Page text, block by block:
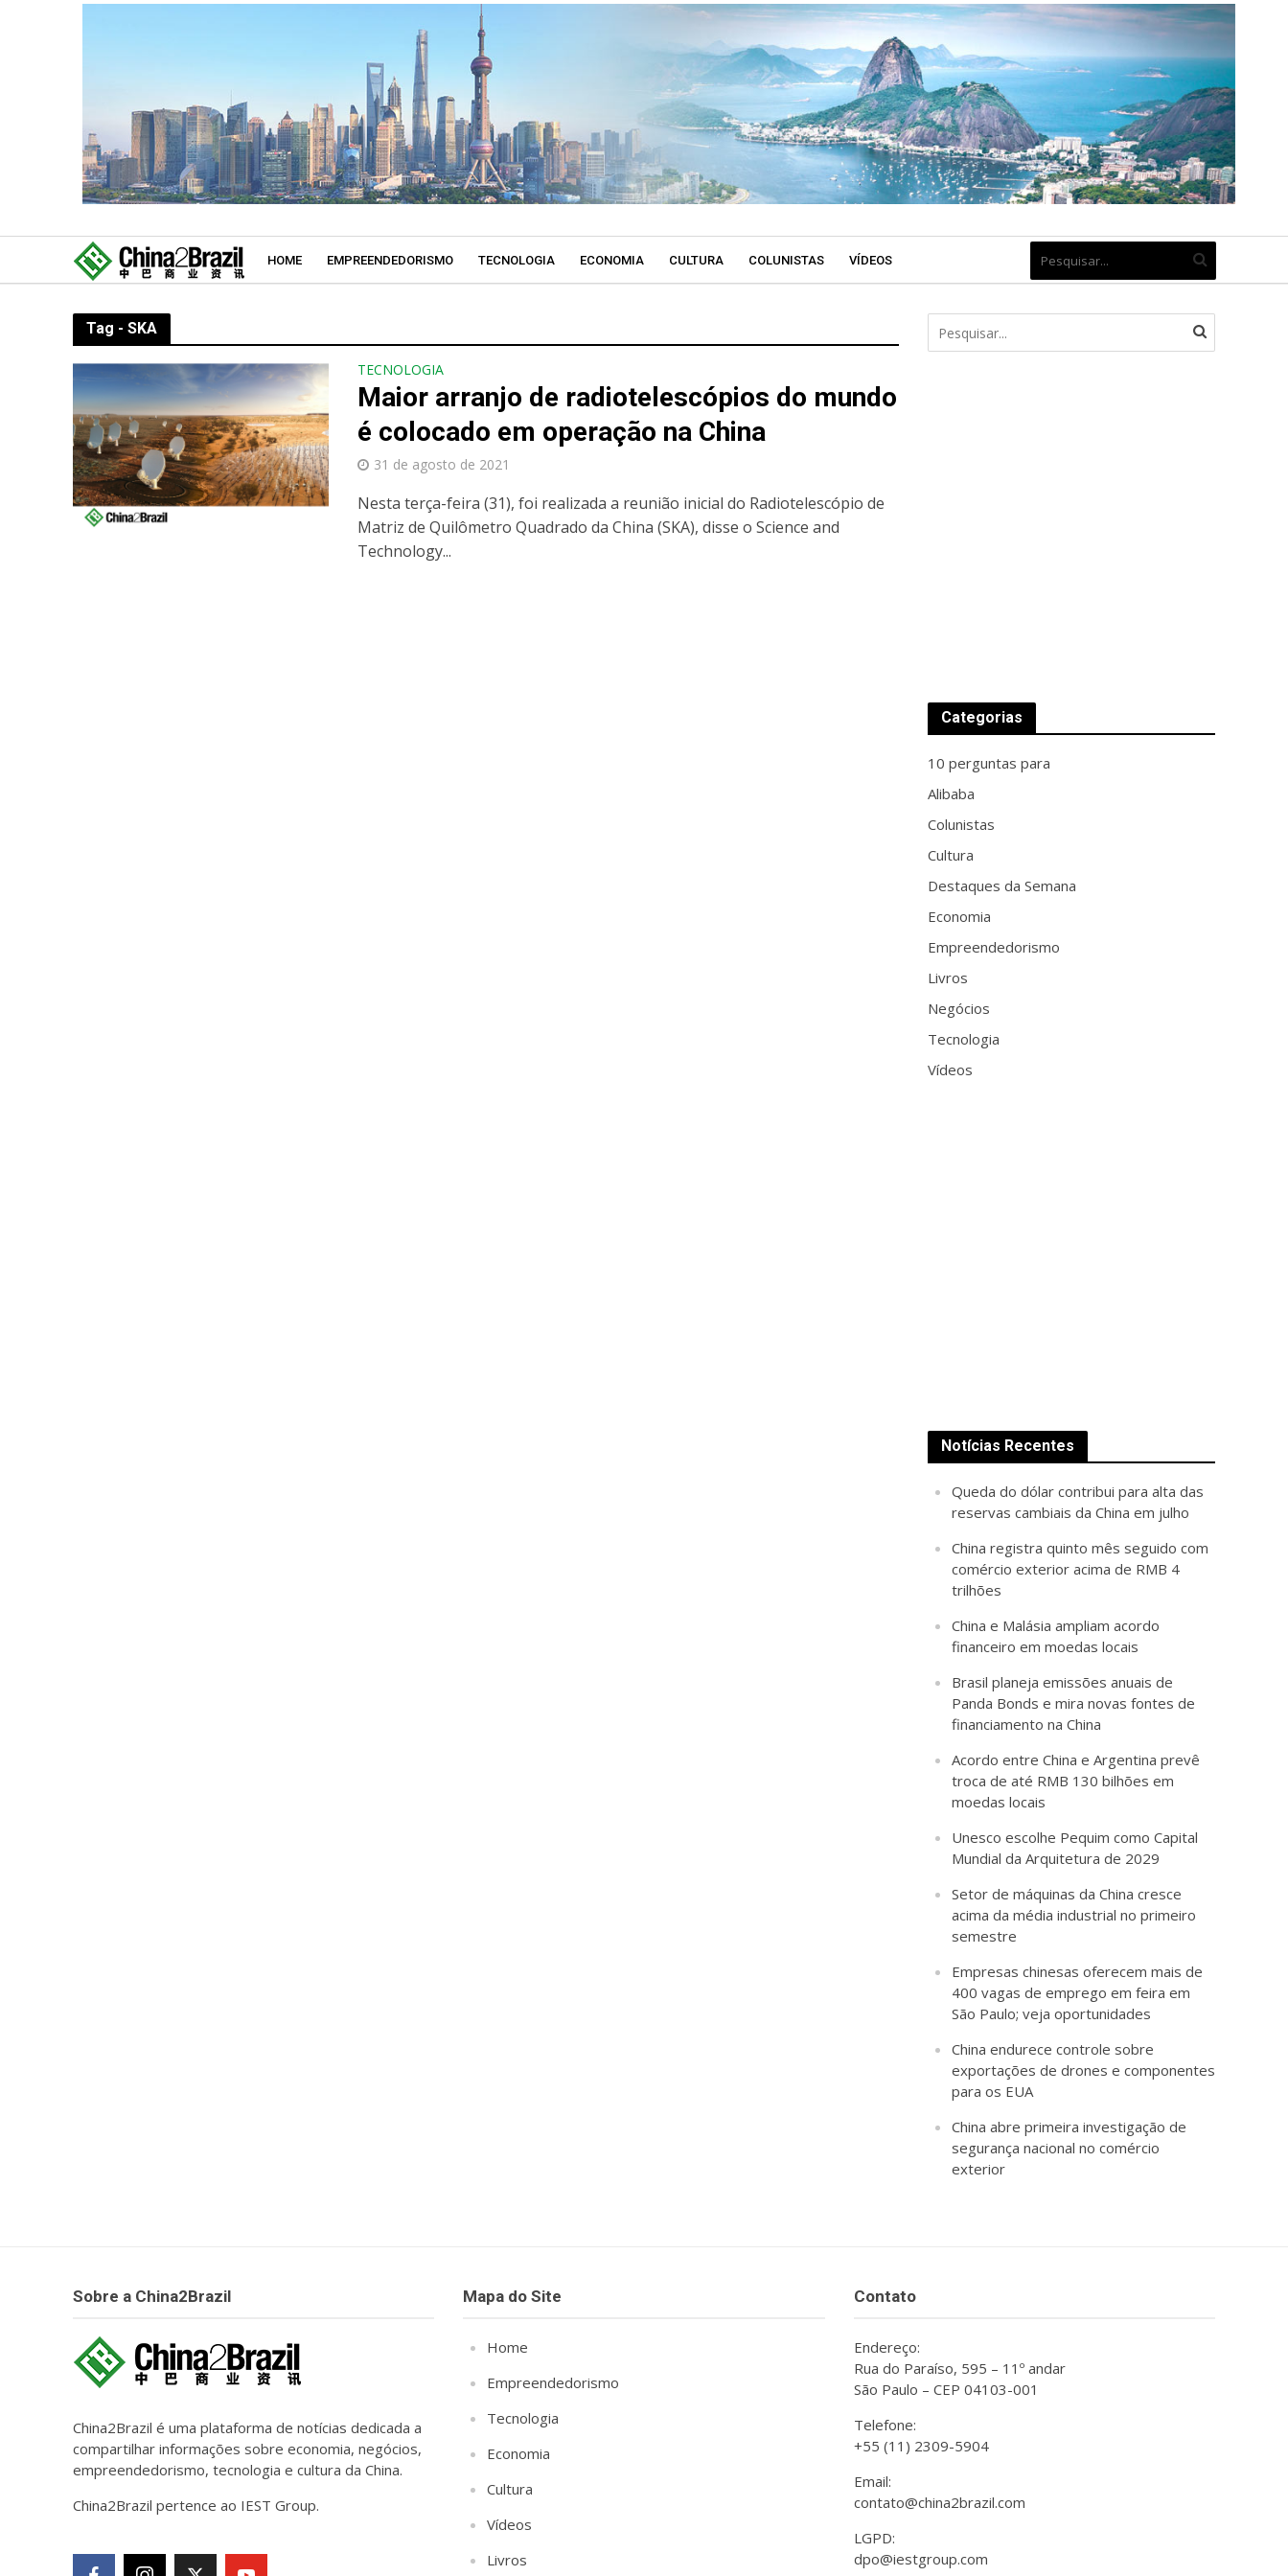
HOME EMPREENDEDORISMO TECNOLOGIA ECONOMIA CULTURA COLUNISTAS VÍDEOS
Tag - SKA
TECNOLOGIA
Maior arranjo de radiotelescópios do mundo
é colocado em operação na China
31 de agosto de 2021
Nesta terça-feira (31), foi realizada a reunião inicial do Radiotelescópio de
Matriz de Quilômetro Quadrado da China (SKA), disse o Science and
Technology...
Categorias
10 perguntas para
Alibaba
Colunistas
Cultura
Destaques da Semana
Economia
Empreendedorismo
Livros
Negócios
Tecnologia
Vídeos
Notícias Recentes
Queda do dólar contribui para alta das
reservas cambiais da China em julho
China registra quinto mês seguido com
comércio exterior acima de RMB 4
trilhões
China e Malásia ampliam acordo
financeiro em moedas locais
Brasil planeja emissões anuais de
Panda Bonds e mira novas fontes de
financiamento na China
Acordo entre China e Argentina prevê
troca de até RMB 130 bilhões em
moedas locais
Unesco escolhe Pequim como Capital
Mundial da Arquitetura de 2029
Setor de máquinas da China cresce
acima da média industrial no primeiro
semestre
Empresas chinesas oferecem mais de
400 vagas de emprego em feira em
São Paulo; veja oportunidades
China endurece controle sobre
exportações de drones e componentes
para os EUA
China abre primeira investigação de
segurança nacional no comércio
exterior
Sobre a China2Brazil
China2Brazil é uma plataforma de notícias dedicada a
compartilhar informações sobre economia, negócios,
empreendedorismo, tecnologia e cultura da China.
China2Brazil pertence ao IEST Group.
Mapa do Site
Home
Empreendedorismo
Tecnologia
Economia
Cultura
Vídeos
Livros
Contato
Endereço:
Rua do Paraíso, 595 – 11º andar
São Paulo – CEP 04103-001
Telefone:
+55 (11) 2309-5904
Email:
contato@china2brazil.com
LGPD:
dpo@iestgroup.com